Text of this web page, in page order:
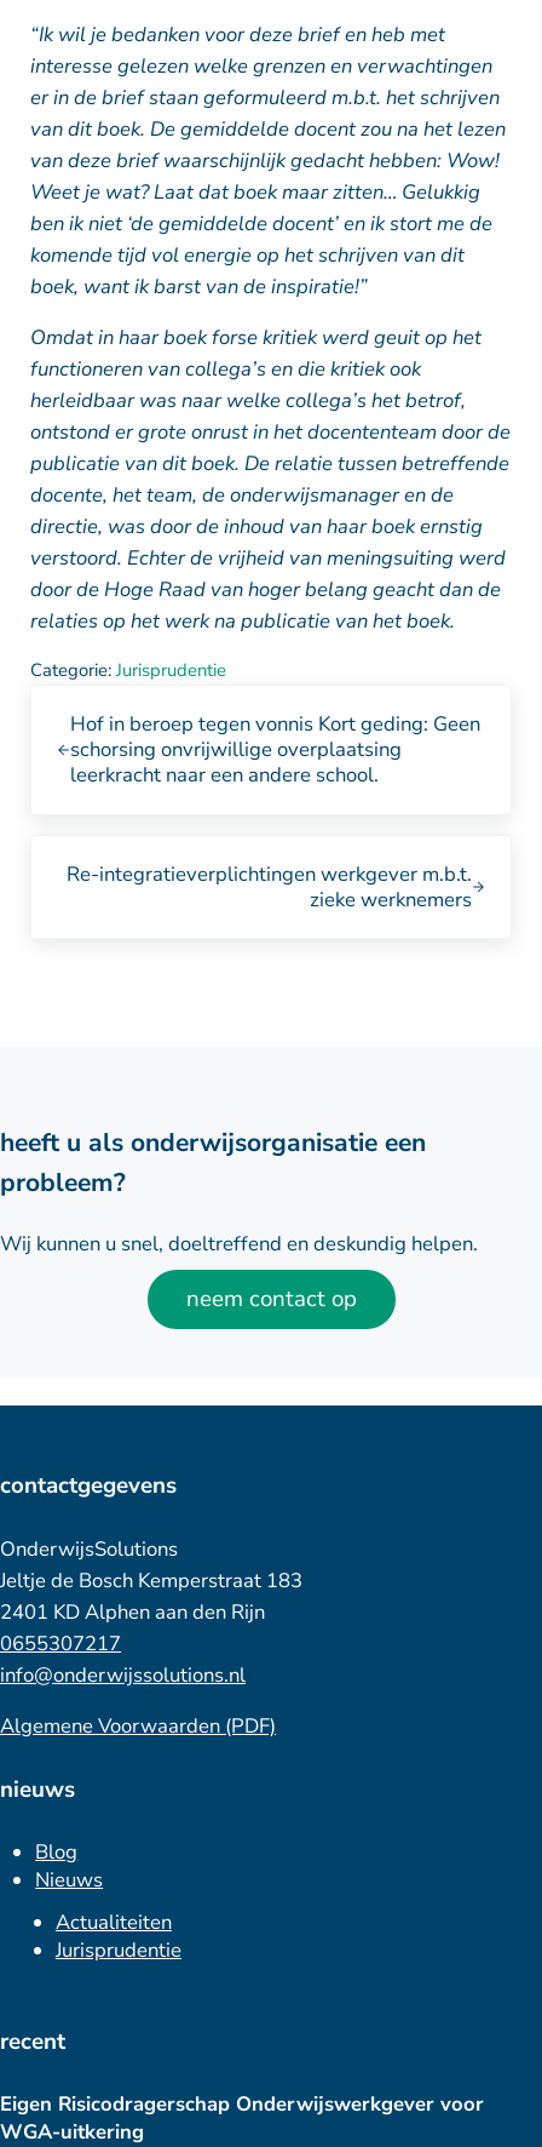
“Ik wil je bedanken voor deze brief en heb met
interesse gelezen welke grenzen en verwachtingen
er in de brief staan geformuleerd m.b.t. het schrijven
van dit boek. De gemiddelde docent zou na het lezen
van deze brief waarschijnlijk gedacht hebben: Wow!
Weet je wat? Laat dat boek maar zitten… Gelukkig
ben ik niet ‘de gemiddelde docent’ en ik stort me de
komende tijd vol energie op het schrijven van dit
boek, want ik barst van de inspiratie!”
Omdat in haar boek forse kritiek werd geuit op het
functioneren van collega’s en die kritiek ook
herleidbaar was naar welke collega’s het betrof,
ontstond er grote onrust in het docententeam door de
publicatie van dit boek. De relatie tussen betreffende
docente, het team, de onderwijsmanager en de
directie, was door de inhoud van haar boek ernstig
verstoord. Echter de vrijheid van meningsuiting werd
door de Hoge Raad van hoger belang geacht dan de
relaties op het werk na publicatie van het boek.
Categorie:Jurisprudentie
Hof in beroep tegen vonnis Kort geding: Geen
schorsing onvrijwillige overplaatsing
leerkracht naar een andere school.
Re-integratieverplichtingen werkgever m.b.t.
zieke werknemers
heeft u als onderwijsorganisatie een
probleem?
Wij kunnen u snel, doeltreffend en deskundig helpen.
neem contact op
contactgegevens
OnderwijsSolutions
Jeltje de Bosch Kemperstraat 183
2401 KD Alphen aan den Rijn
0655307217
info@onderwijssolutions.nl
Algemene Voorwaarden (PDF)
nieuws
Blog
Nieuws
Actualiteiten
Jurisprudentie
recent
Eigen Risicodragerschap Onderwijswerkgever voor
WGA-uitkering